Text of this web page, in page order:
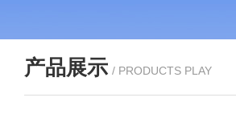
产品展示 / PRODUCTS PLAY